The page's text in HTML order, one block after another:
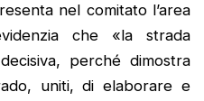
nel comitato l’area
che «la strada
perché dimostra
uniti, di elaborare e